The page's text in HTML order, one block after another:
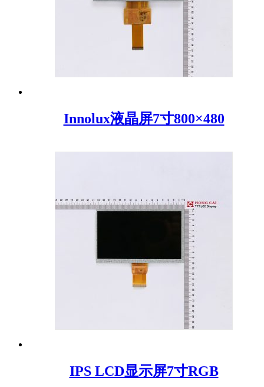
Innolux液晶屏7寸800×480
IPS LCD显示屏7寸RGB